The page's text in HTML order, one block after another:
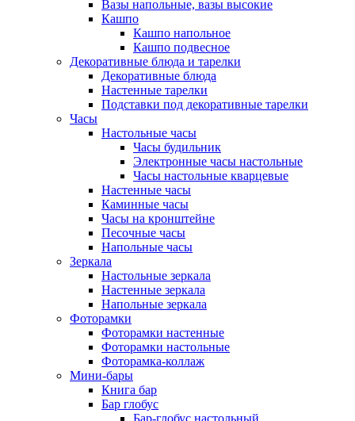
Вазы напольные, вазы высокие
Кашпо
Кашпо напольное
Кашпо подвесное
Декоративные блюда и тарелки
Декоративные блюда
Настенные тарелки
Подставки под декоративные тарелки
Часы
Настольные часы
Часы будильник
Электронные часы настольные
Часы настольные кварцевые
Настенные часы
Каминные часы
Часы на кронштейне
Песочные часы
Напольные часы
Зеркала
Настольные зеркала
Настенные зеркала
Напольные зеркала
Фоторамки
Фоторамки настенные
Фоторамки настольные
Фоторамка-коллаж
Мини-бары
Книга бар
Бар глобус
Бар-глобус настольный